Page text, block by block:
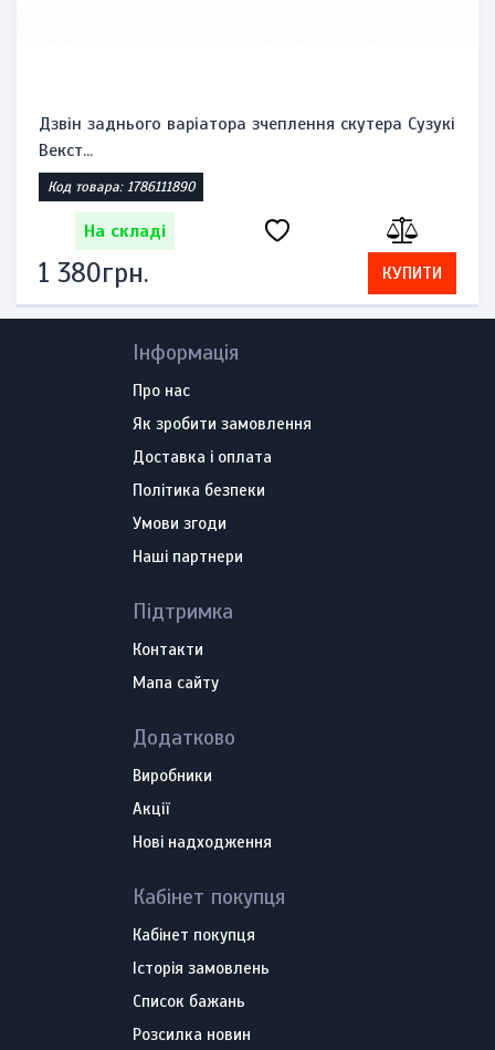
Дзвін заднього варіатора зчеплення скутера Сузукі
Векст...
Код товара: 1786111890
На складі
1 380грн. КУПИТИ
Інформація
Про нас
Як зробити замовлення
Доставка і оплата
Політика безпеки
Умови згоди
Наші партнери
Підтримка
Контакти
Мапа сайту
Додатково
Виробники
Акції
Нові надходження
Кабінет покупця
Кабінет покупця
Історія замовлень
Список бажань
Розсилка новин